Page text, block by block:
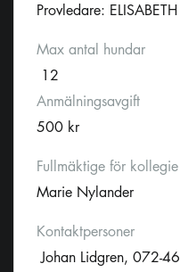
Provledare:
Max antal hundar
12
Anmälningsavgift
500 kr
Fullmäktige för kollegie
Marie Nylander
Kontaktpersoner
Johan Lidgren, 072-